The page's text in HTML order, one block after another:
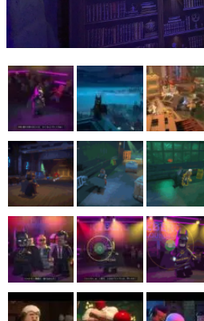
アプリレビュー
その他
電ファミニコゲーマーとは？
運営：株式会社マレ